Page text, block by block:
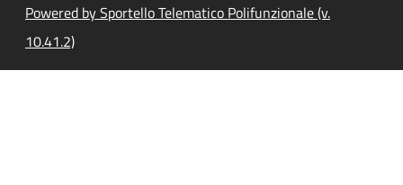
Powered by Sportello Telematico Polifunzionale (v.
10.41.2)